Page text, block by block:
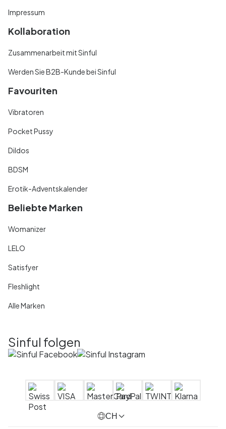
Impressum
Kollaboration
Zusammenarbeit mit Sinful
Werden Sie B2B-Kunde bei Sinful
Favouriten
Vibratoren
Pocket Pussy
Dildos
BDSM
Erotik-Adventskalender
Beliebte Marken
Womanizer
LELO
Satisfyer
Fleshlight
Alle Marken
Sinful folgen
CH